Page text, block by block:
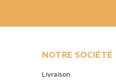
NOTRE SOCIÉTÉ
Livraison